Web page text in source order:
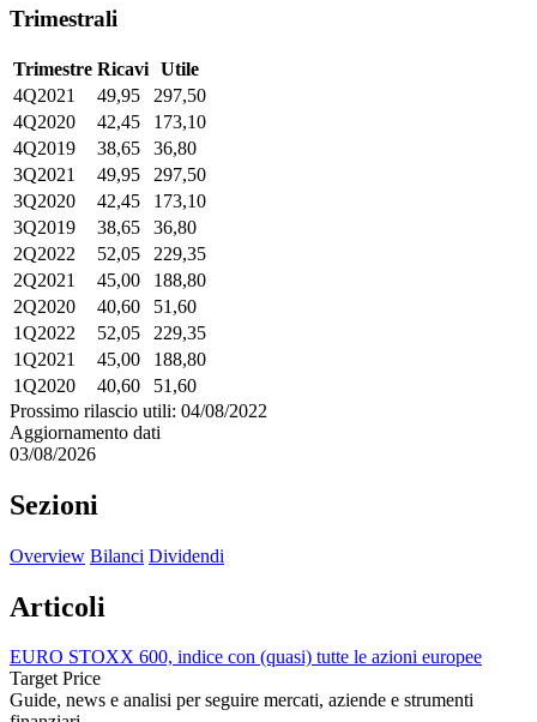
Trimestrali
Trimestre Ricavi Utile
4Q2021
49,95
297,50
4Q2020
42,45
173,10
4Q2019
38,65
36,80
3Q2021
49,95
297,50
3Q2020
42,45
173,10
3Q2019
38,65
36,80
2Q2022
52,05
229,35
2Q2021
45,00
188,80
2Q2020
40,60
51,60
1Q2022
52,05
229,35
1Q2021
45,00
188,80
1Q2020
40,60
51,60
Prossimo rilascio utili: 04/08/2022
Aggiornamento dati
03/08/2026
Sezioni
Overview Bilanci Dividendi
Articoli
EURO STOXX 600, indice con (quasi) tutte le azioni europee
Target Price
Guide, news e analisi per seguire mercati, aziende e strumenti